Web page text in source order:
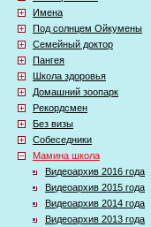
Имена
Под солнцем Ойкумены
Семейный доктор
Пангея
Школа здоровья
Домашний зоопарк
Рекордсмен
Без визы
Собеседники
Мамина школа
Видеоархив 2016 года
Видеоархив 2015 года
Видеоархив 2014 года
Видеоархив 2013 года